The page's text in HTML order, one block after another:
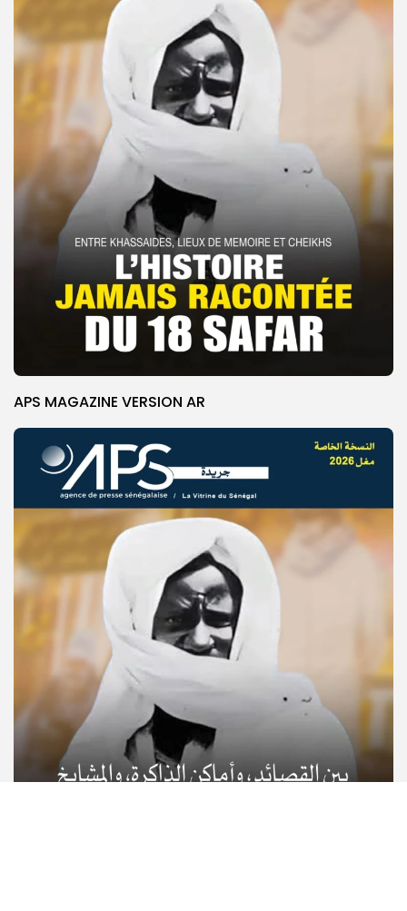
© Copyright 2025, APS
APS MAGAZINE VERSION AR